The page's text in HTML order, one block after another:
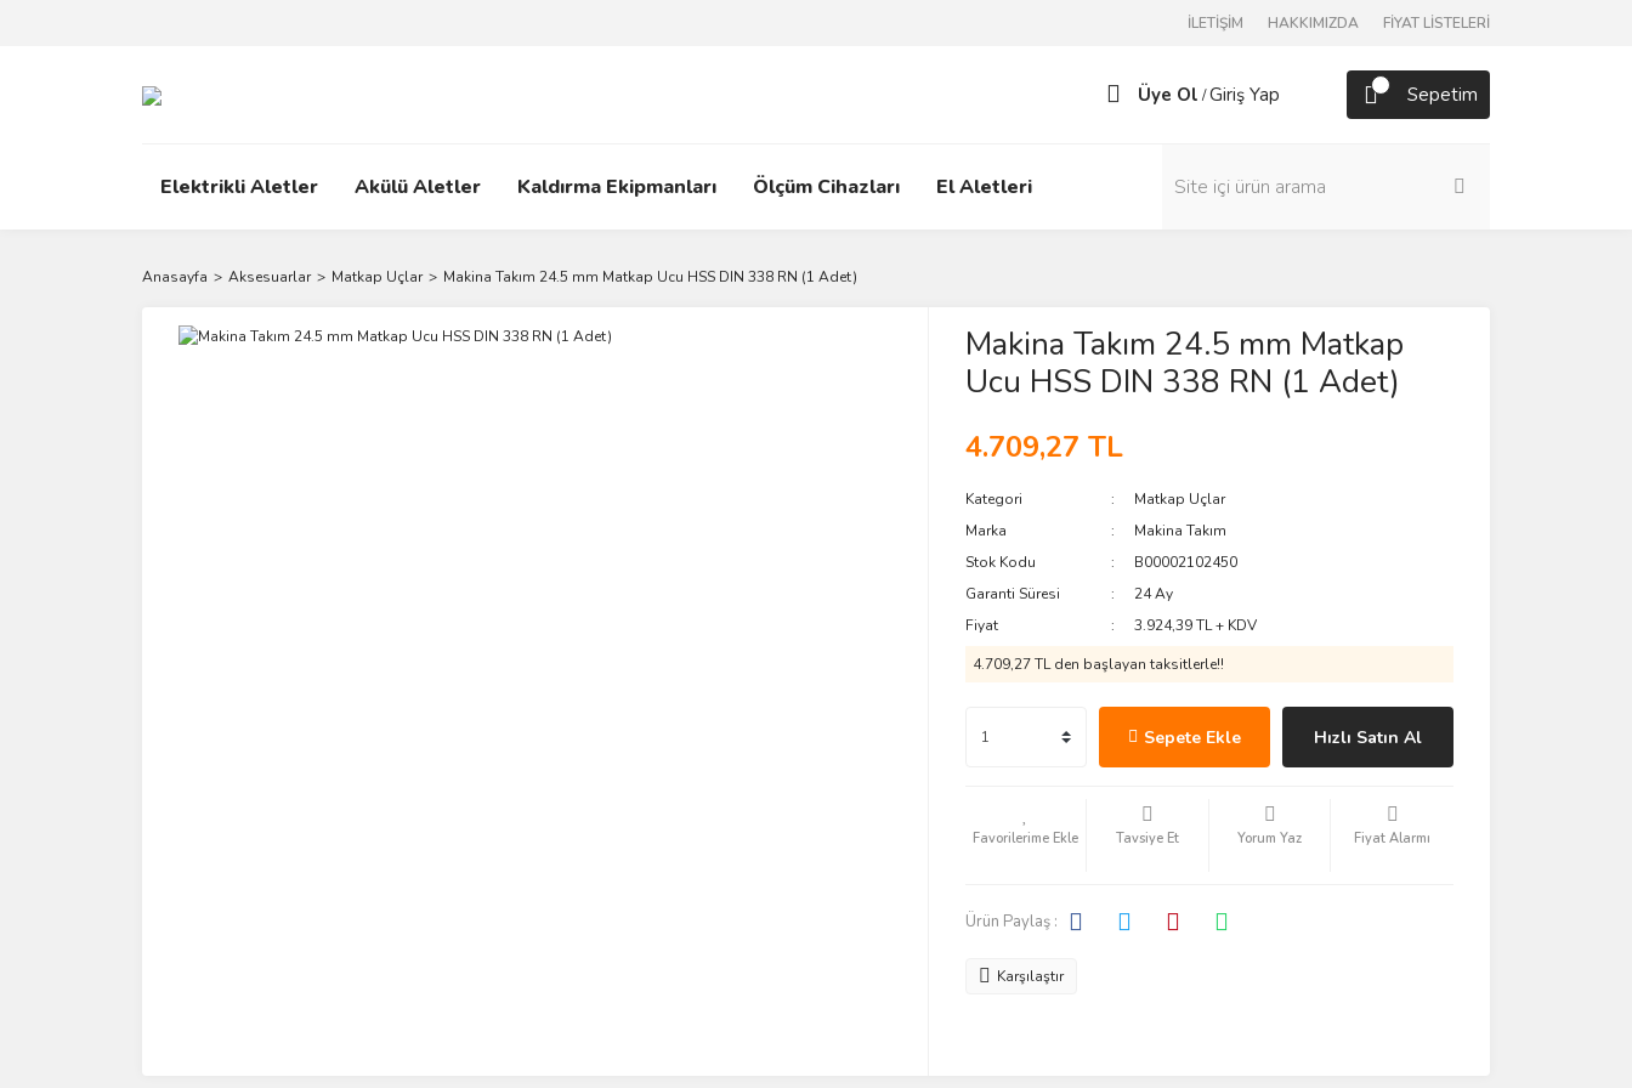
İLETİŞİM HAKKIMIZDA FİYAT LİSTELERİ
Üye Ol /Giriş Yap Sepetim
Elektrikli Aletler Akülü Aletler Kaldırma Ekipmanları Ölçüm Cihazları El Aletleri
Anasayfa Aksesuarlar Matkap Uçlar Makina Takım 24.5 mm Matkap Ucu HSS DIN 338 RN (1 Adet)
Makina Takım 24.5 mm Matkap
Ucu HSS DIN 338 RN (1 Adet)
4.709,27 TL
Kategori
Matkap Uçlar
Marka
Makina Takım
Stok Kodu
B00002102450
Garanti Süresi
24 Ay
Fiyat
3.924,39 TL + KDV
4.709,27 TL den başlayan taksitlerle!!
Sepete Ekle Hızlı Satın Al
Tavsiye Et Yorum Yaz Fiyat Alarmı
Ürün Paylaş :
Karşılaştır